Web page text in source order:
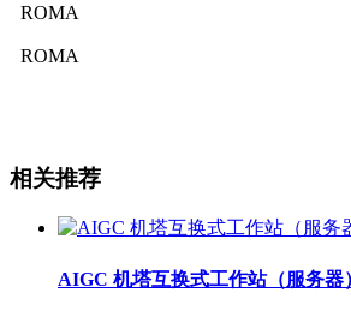
ROMA
ROMA
相关推荐
AIGC 机塔互换式工作站（服务器